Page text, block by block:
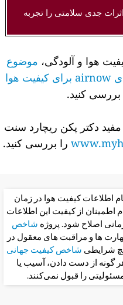
جدی سلامتی را تجربه
هوا و آلودگی، موضوع
راهنمای airnow برای کیفیت هوا
کنید.
دکتر پکن ریچارد سنت
را بررسی کنید.
اطلاعات کیفیت هوا در زمان
اطمینان از کیفیت این اطلاعات
اصلاح شود. پروژهشاخص
ها و مراقبت های معقول در
شرایطیشاخص کیفیت جهانی
گونه از دست دادن، آسیب یا
را قبول نمی‌کنند.